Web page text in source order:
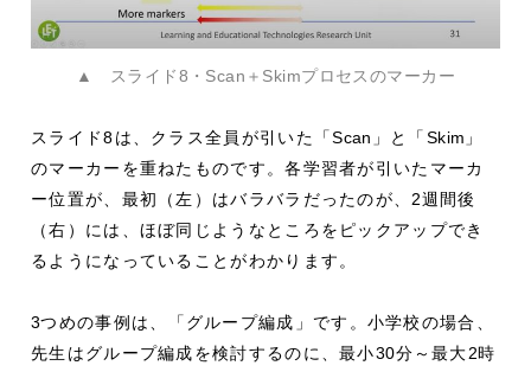
▲ スライド8・Scan＋Skimプロセスのマーカー
スライド8は、クラス全員が引いた「Scan 」と「 Skim 」
のマーカーを重ねたものです。各学習者が引いたマーカ
ー位置が、最初（左）はバラバラだったのが、 2週間後
（右）には、ほぼ同じようなところをピックアップでき
るようになっていることがわかります。
3つめの事例は、「グループ編成」です。小学校の場合、
先生はグループ編成を検討するのに、最小30分～最大2時